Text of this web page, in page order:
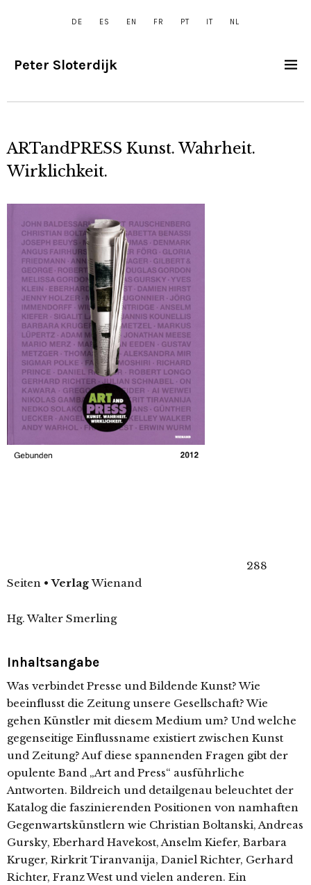
DE ES EN FR PT IT NL
Peter Sloterdijk
ARTandPRESS Kunst. Wahrheit.
Wirklichkeit.
288
Seiten • VerlagWienand
Hg. Walter Smerling
Inhaltsangabe
Was verbindet Presse und Bildende Kunst? Wie
beeinflusst die Zeitung unsere Gesellschaft? Wie
gehen Künstler mit diesem Medium um? Und welche
gegenseitige Einflussname existiert zwischen Kunst
und Zeitung? Auf diese spannenden Fragen gibt der
opulente Band „Art and Press“ ausführliche
Antworten. Bildreich und detailgenau beleuchtet der
Katalog die faszinierenden Positionen von namhaften
Gegenwartskünstlern wie Christian Boltanski, Andreas
Gursky, Eberhard Havekost, Anselm Kiefer, Barbara
Kruger, Rirkrit Tiranvanija, Daniel Richter, Gerhard
Richter, Franz West und vielen anderen. Ein